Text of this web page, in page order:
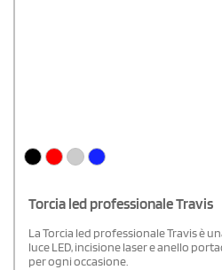
Torcia led professionale Travis
La Torcia led professionale Travis è
luce LED, incisione laser e anello
per ogni occasione.